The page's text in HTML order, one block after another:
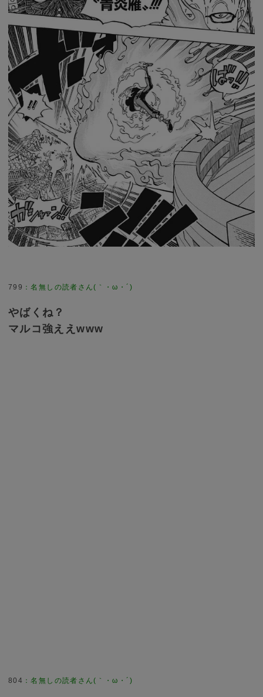
799 ：名無しの読者さん(｀・ω・´)
やばくね？
マルコ強ええwww
804 ：名無しの読者さん(｀・ω・´)